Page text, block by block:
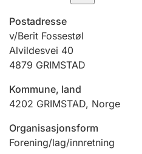
Tinglysing
Jeger
Betaling og jegeravgiftskort
Ektepaktrettleiaren
Postadresse
v/Berit Fossestøl
Alvildesvei 40
4879 GRIMSTAD
Kommune, land
4202 GRIMSTAD, Norge
Organisasjonsform
Forening/lag/innretning